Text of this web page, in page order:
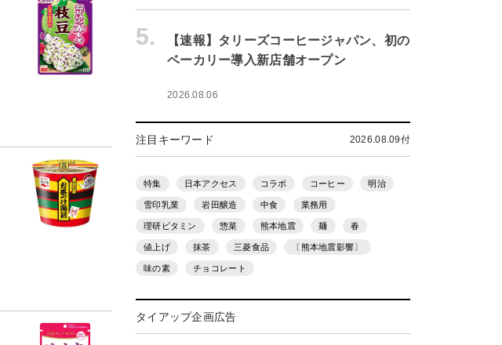
5.
【速報】タリーズコーヒージャパン、初の
ベーカリー導入新店舗オープン
2026.08.06
注目キーワード 2026.08.09付
特集 日本アクセス コラボ コーヒー 明治
雪印乳業 岩田醸造 中食 業務用
理研ビタミン 惣菜 熊本地震 麺 春
値上げ 抹茶 三菱食品 〔熊本地震影響〕
味の素 チョコレート
タイアップ企画広告